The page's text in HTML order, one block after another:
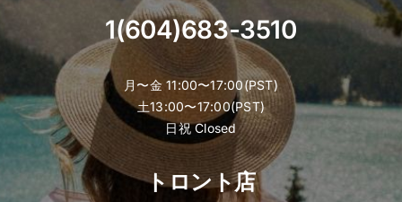
1(604)683-3510
月〜金 11:00〜17:00(PST)
土13:00〜17:00(PST)
日祝 Closed
トロント店